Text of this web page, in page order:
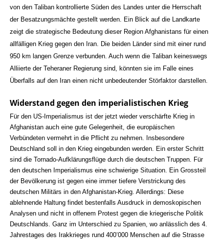
von den Taliban kontrollierte Süden des Landes unter die Herrschaft
der Besatzungsmächte gestellt werden. Ein Blick auf die Landkarte
zeigt die strategische Bedeutung dieser Region Afghanistans für einen
allfälligen Krieg gegen den Iran. Die beiden Länder sind mit einer rund
950 km langen Grenze verbunden. Auch wenn die Taliban keineswegs
Alliierte der Teheraner Regierung sind, könnten sie im Falle eines
Überfalls auf den Iran einen nicht unbedeutender Störfaktor darstellen.
Widerstand gegen den imperialistischen Krieg
Für den US-Imperialismus ist der jetzt wieder verschärfte Krieg in
Afghanistan auch eine gute Gelegenheit, die europäischen
Verbündeten vermehrt in die Pflicht zu nehmen. Insbesondere
Deutschland soll in den Krieg eingebunden werden. Ein erster Schritt
sind die Tornado-Aufklärungsflüge durch die deutschen Truppen. Für
den deutschen Imperialismus eine schwierige Situation. Ein Grossteil
der Bevölkerung ist gegen eine immer tiefere Verstrickung des
deutschen Militärs in den Afghanistan-Krieg. Allerdings: Diese
ablehnende Haltung findet bestenfalls Ausdruck in demoskopischen
Analysen und nicht in offenem Protest gegen die kriegerische Politik
Deutschlands. Ganz im Unterschied zu Spanien, wo anlässlich des 4.
Jahrestages des Irakkrieges rund 400’000 Menschen auf die Strasse